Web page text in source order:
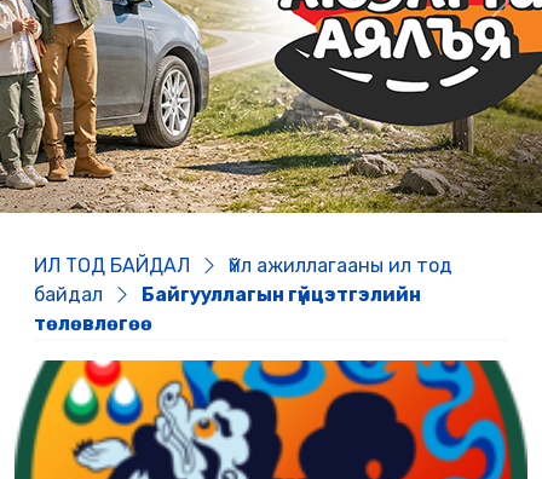
Previous Next
ИЛ ТОД БАЙДАЛ
Үйл ажиллагааны ил тод
байдал
Байгууллагын гүйцэтгэлийн
төлөвлөгөө